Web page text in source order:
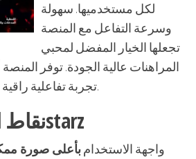
لكل مستخدميها. سهولة
وسرعة التفاعل مع المنصة
تجعلها الخيار المفضل لمحبي
المراهنات عالية الجودة. توفر
تجربة تفاعلية راقية وسريعة لكل الأحداث.
نقاط القوة في 888starz
واجهة الاستخدامبأعلى صورة